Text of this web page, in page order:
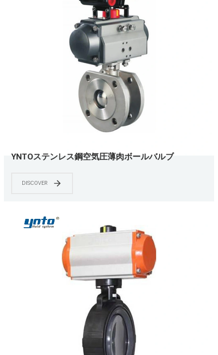
YNTOステンレス鋼空気圧薄肉ボールバルブ
DISCOVER